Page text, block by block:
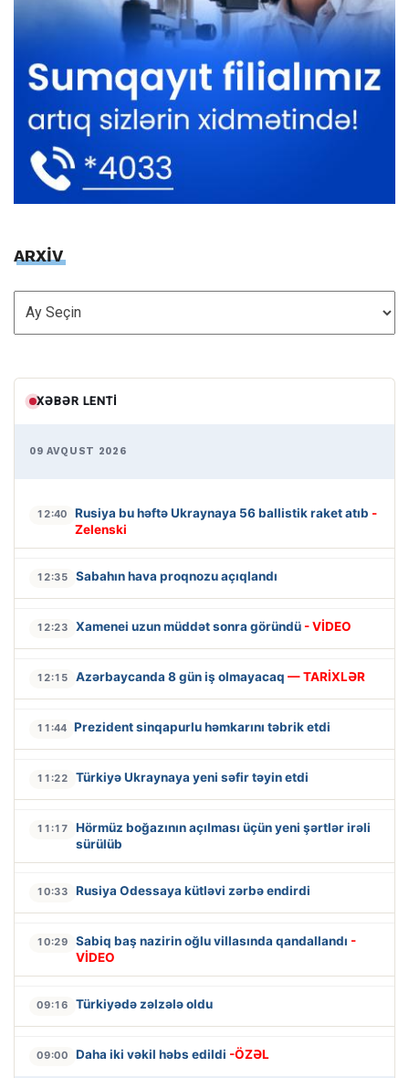
ARXİV
ARXİV
XƏBƏR LENTI
09 AVQUST 2026
12:40 Rusiya bu həftə Ukraynaya 56 ballistik raket atıb -
Zelenski
12:35 Sabahın hava proqnozu açıqlandı
12:23 Xamenei uzun müddət sonra göründü - VİDEO
12:15 Azərbaycanda 8 gün iş olmayacaq — TARİXLƏR
11:44 Prezident sinqapurlu həmkarını təbrik etdi
11:22 Türkiyə Ukraynaya yeni səfir təyin etdi
11:17
Hörmüz boğazının açılması üçün yeni şərtlər irəli
sürülüb
10:33 Rusiya Odessaya kütləvi zərbə endirdi
10:29 Sabiq baş nazirin oğlu villasında qandallandı -
VİDEO
09:16 Türkiyədə zəlzələ oldu
09:00 Daha iki vəkil həbs edildi -ÖZƏL